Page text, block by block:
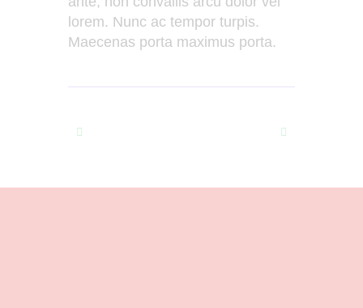
lorem. Nunc ac tempor turpis.
Maecenas porta maximus porta.